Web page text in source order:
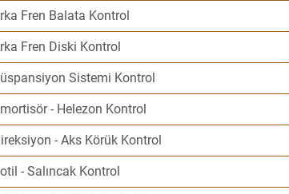
Fren Balata Kontrol
Fren Diski Kontrol
Sistemi Kontrol
- Helezon Kontrol
- Aks Körük Kontrol
- Salıncak Kontrol